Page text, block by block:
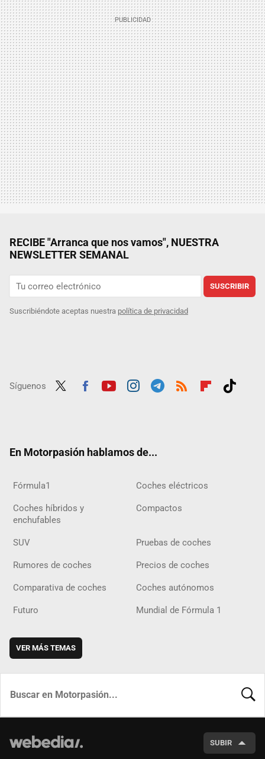
RECIBE "Arranca que nos vamos", NUESTRA
NEWSLETTER SEMANAL
SUSCRIBIR
Suscribiéndote aceptas nuestra política de privacidad
Síguenos
En Motorpasión hablamos de...
Fórmula1 Coches eléctricos
Coches híbridos y
enchufables
Compactos
SUV Pruebas de coches
Rumores de coches Precios de coches
Comparativa de coches Coches autónomos
Futuro Mundial de Fórmula 1
VER MÁS TEMAS
SUBIR